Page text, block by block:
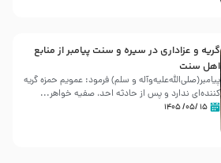
گریه و عزاداری در سیره و سنت پیامبر از منابع
اهل سنت
پیامبر(صلی‌الله‌علیه‌وآله و سلم) فرمود: عمویم حمزه گریه
کننده‌ای ندارد و پس از حادثه احد، صفیه خواهر...
۱۵ /۰۵/ ۱۴۰۵